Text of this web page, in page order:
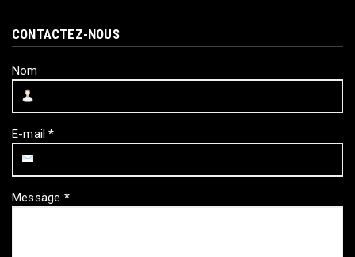
CONTACTEZ-NOUS
Nom
E-mail*
Message *